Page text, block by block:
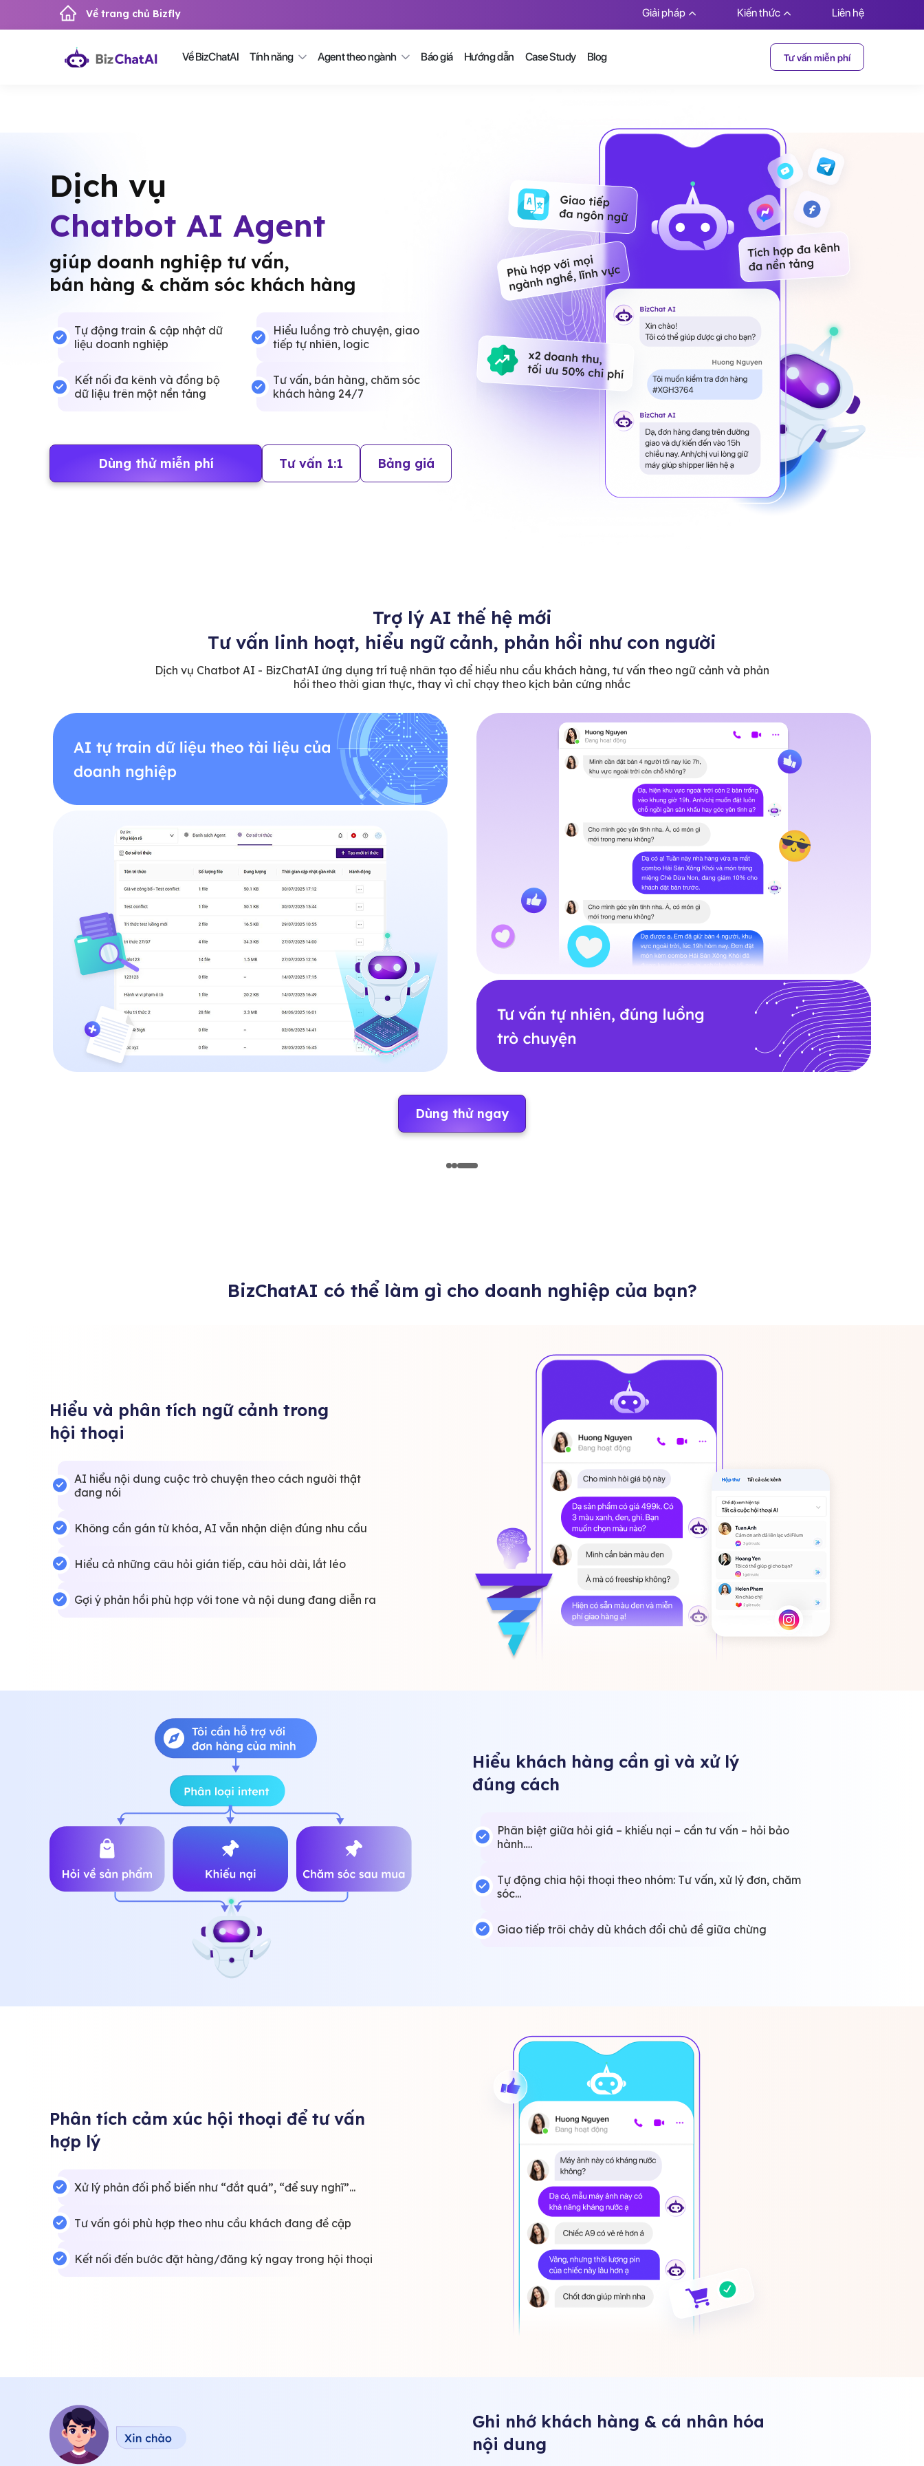
Về trang chủ Bizfly Giải pháp Kiến thức Liên hệ
Về BizChatAI Tính năng Agent theo ngành Báo giá Hướng dẫn Case Study Blog Tư vấn miễn phí
Dịch vụ
Chatbot AI Agent
giúp doanh nghiệp tư vấn,
bán hàng & chăm sóc khách hàng
Tự động train & cập nhật dữ
liệu doanh nghiệp
Hiểu luồng trò chuyện, giao
tiếp tự nhiên, logic
Kết nối đa kênh và đồng bộ
dữ liệu trên một nền tảng
Tư vấn, bán hàng, chăm sóc
khách hàng 24/7
Dùng thử miễn phí Tư vấn 1:1 Bảng giá
Trợ lý AI thế hệ mới
Tư vấn linh hoạt, hiểu ngữ cảnh, phản hồi như con người
Dịch vụ Chatbot AI - BizChatAI ứng dụng trí tuệ nhân tạo để hiểu nhu cầu khách hàng, tư vấn theo ngữ cảnh và phản
hồi theo thời gian thực, thay vì chỉ chạy theo kịch bản cứng nhắc
Dùng thử ngay
BizChatAI có thể làm gì cho doanh nghiệp của bạn?
Hiểu và phân tích ngữ cảnh trong
hội thoại
AI hiểu nội dung cuộc trò chuyện theo cách người thật
đang nói
Không cần gán từ khóa, AI vẫn nhận diện đúng nhu cầu
Hiểu cả những câu hỏi gián tiếp, câu hỏi dài, lắt léo
Gợi ý phản hồi phù hợp với tone và nội dung đang diễn ra
Hiểu khách hàng cần gì và xử lý
đúng cách
Phân biệt giữa hỏi giá – khiếu nại – cần tư vấn – hỏi bảo
hành….
Tự động chia hội thoại theo nhóm: Tư vấn, xử lý đơn, chăm
sóc...
Giao tiếp trôi chảy dù khách đổi chủ đề giữa chừng
Phân tích cảm xúc hội thoại để tư vấn
hợp lý
Xử lý phản đối phổ biến như “đắt quá”, “để suy nghĩ”...
Tư vấn gói phù hợp theo nhu cầu khách đang đề cập
Kết nối đến bước đặt hàng/đăng ký ngay trong hội thoại
Ghi nhớ khách hàng & cá nhân hóa
nội dung